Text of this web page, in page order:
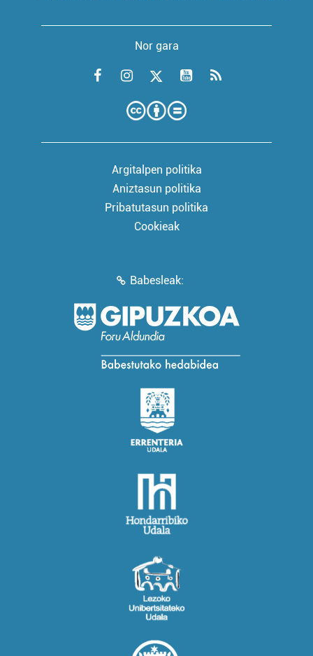
Nor gara
Argitalpen politika
Aniztasun politika
Pribatutasun politika
Cookieak
Babesleak: